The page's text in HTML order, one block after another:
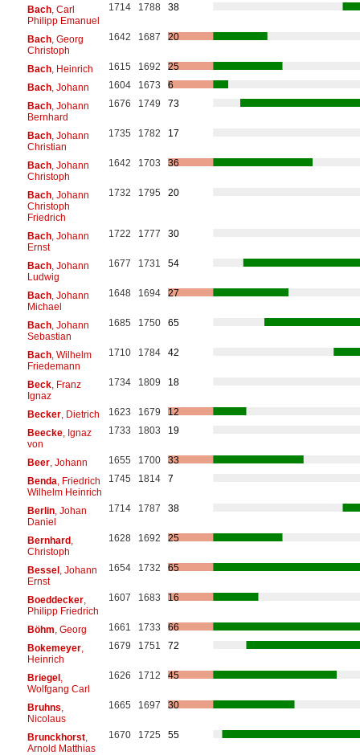
Bach, Carl
Philipp Emanuel
1714 1788 38
Bach, Georg
Christoph
1642 1687 20
Bach, Heinrich 1615 1692
25
Bach, Johann 1604 1673
6
Bach, Johann
Bernhard
1676 1749 73
Bach, Johann
Christian
1735 1782 17
Bach, Johann
Christoph
1642 1703 36
Bach, Johann
Christoph
Friedrich
1732 1795 20
Bach, Johann
Ernst
1722 1777 30
Bach, Johann
Ludwig
1677 1731 54
Bach, Johann
Michael
1648 1694 27
Bach, Johann
Sebastian
1685 1750 65
Bach, Wilhelm
Friedemann
1710 1784 42
Beck, Franz
Ignaz
1734 1809 18
Becker, Dietrich 1623 1679
12
Beecke, Ignaz
von
1733 1803 19
Beer, Johann 1655 1700
33
Benda , Friedrich
Wilhelm Heinrich
1745 1814 7
Berlin, Johan
Daniel
1714 1787 38
Bernhard,
Christoph
1628 1692 25
Bessel, Johann
Ernst
1654 1732 65
Boeddecker,
Philipp Friedrich
1607 1683 16
Böhm , Georg 1661 1733
66
Bokemeyer,
Heinrich
1679 1751 72
Briegel,
Wolfgang Carl
1626 1712 45
Bruhns
Nicolaus
1665 1697 30
Brunckhorst,
Arnold Matthias
1670 1725 55